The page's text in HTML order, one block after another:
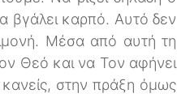
βγάλει καρπό. Αυτό δεν
Μέσα από αυτή τη
Θεό και να Τον αφήνει
στην πράξη όμως